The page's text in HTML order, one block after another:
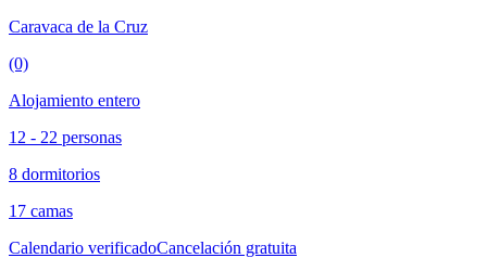
Caravaca de la Cruz
(0)
Alojamiento entero
12 - 22 personas
8 dormitorios
17 camas
Calendario verificadoCancelación gratuita